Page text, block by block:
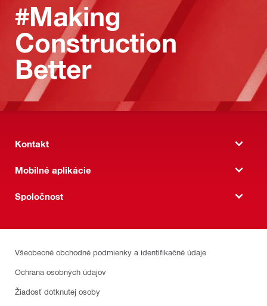
#Making
Construction
Better
Kontakt
Mobilné aplikácie
Spoločnost
Všeobecné obchodné podmienky a identifikačné údaje
Ochrana osobných údajov
Žiadosť dotknutej osoby